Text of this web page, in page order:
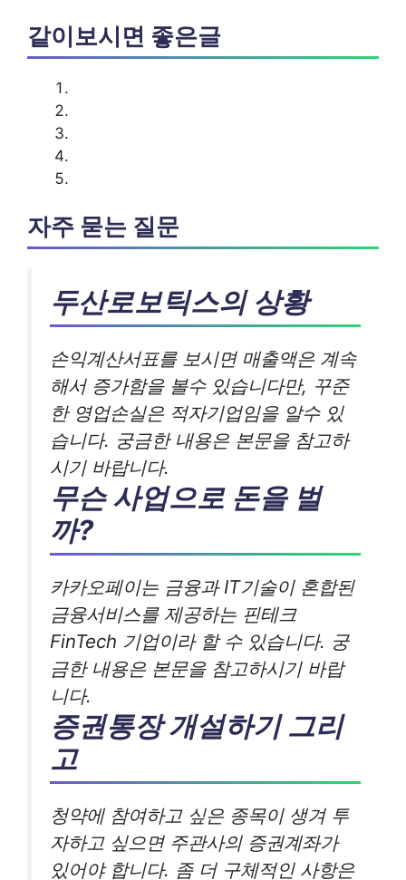
같이보시면 좋은글
자주 묻는 질문
두산로보틱스의 상황
손익계산서표를 보시면 매출액은 계속
해서 증가함을 볼수 있습니다만, 꾸준
한 영업손실은 적자기업임을 알수 있
습니다. 궁금한 내용은 본문을 참고하
시기 바랍니다.
무슨 사업으로 돈을 벌
까?
카카오페이는 금융과 IT기술이 혼합된
금융서비스를 제공하는 핀테크
FinTech 기업이라 할 수 있습니다. 궁
금한 내용은 본문을 참고하시기 바랍
니다.
증권통장 개설하기 그리
고
청약에 참여하고 싶은 종목이 생겨 투
자하고 싶으면 주관사의 증권계좌가
있어야 합니다. 좀 더 구체적인 사항은